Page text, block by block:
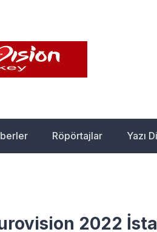
Türkiye
Röpörtajlar Yazı
2022